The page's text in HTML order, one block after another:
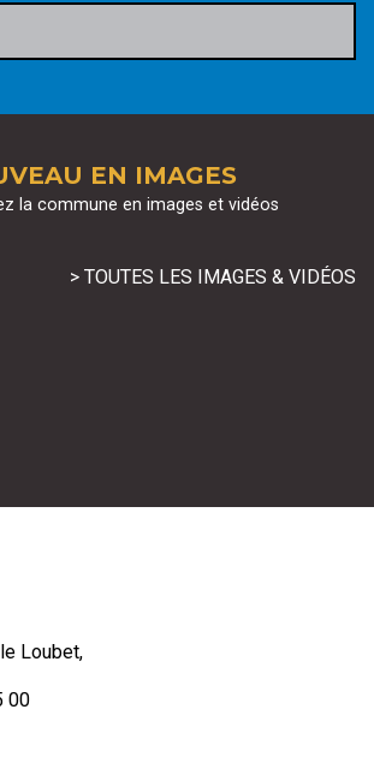
EN IMAGES
la commune en images et vidéos
> TOUTES LES IMAGES & VIDÉOS
Loubet,
00